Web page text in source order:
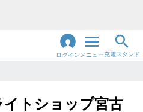
ログイン メニュー充電スタンド
で検索トショップ宮古